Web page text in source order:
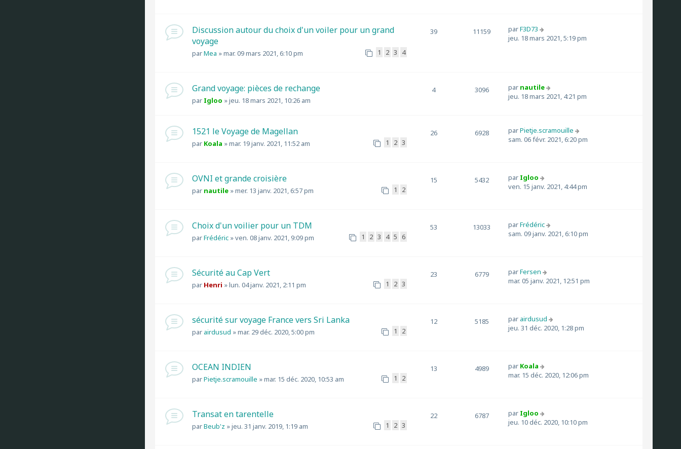
Discussion autour du choix d'un voiler pour un grand
voyage
parMea »mar. 09 mars 2021, 6:10 pm 1 2 3 4
39 11159 parF3D73
jeu. 18 mars 2021, 5:19 pm
Grand voyage: pièces de rechange
par Igloo »jeu. 18 mars 2021, 10:26 am
4 3096 par nautile
jeu. 18 mars 2021, 4:21 pm
1521 le Voyage de Magellan
par Koala »mar. 19 janv. 2021, 11:52 am 1 2 3
26 6928 parPietje.scramouille
sam. 06 févr. 2021, 6:20 pm
OVNI et grande croisière
par nautile »mer. 13 janv. 2021, 6:57 pm 1 2
15 5432 par Igloo
ven. 15 janv. 2021, 4:44 pm
Choix d'un voilier pour un TDM
parFrédéric »ven. 08 janv. 2021, 9:09 pm 1 2 3 4 5 6
53 13033 parFrédéric
sam. 09 janv. 2021, 6:10 pm
Sécurité au Cap Vert
par Henri »lun. 04 janv. 2021, 2:11 pm 1 2 3
23 6779 parFersen
mar. 05 janv. 2021, 12:51 pm
sécurité sur voyage France vers Sri Lanka
par airdusud »mar. 29 déc. 2020, 5:00 pm 1 2
12 5185 par airdusud
jeu. 31 déc. 2020, 1:28 pm
OCEAN INDIEN
parPietje.scramouille »mar. 15 déc. 2020, 10:53 am 1 2
13 4989 par Koala
mar. 15 déc. 2020, 12:06 pm
Transat en tarentelle
parBeub'z »jeu. 31 janv. 2019, 1:19 am 1 2 3
22 6787 par Igloo
jeu. 10 déc. 2020, 10:10 pm